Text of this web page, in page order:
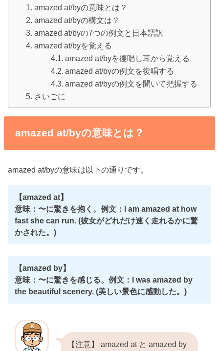
amazed at/byの意味とは？
amazed at/byの構文は？
amazed at/byの7つの例文と日本語訳
amazed at/byを覚える
amazed at/byを復唱し耳から覚える
amazed at/byの例文を復唱する
amazed at/byの例文を聞いて把握する
さいごに
amazed at/byの意味とは？
amazed at/byの意味は以下の通りです。
【amazed at】
意味：〜に驚きを抱く。例文：I am amazed at how
fast she can run. (彼女がどれだけ速く走れるかに驚
かされた。)
【amazed by】
意味：〜に驚きを感じる。例文：I was amazed by
the beautiful scenery. (美しい景色に感動した。)
【注意】 amazed at と amazed by